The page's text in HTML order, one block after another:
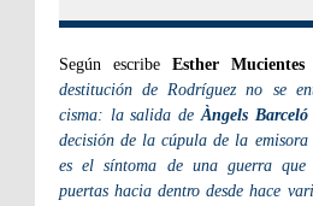
Según escribe Esther Mucientes
destitución de Rodríguez no se
cisma: la salida de Àngels Barceló
decisión de la cúpula de la
es el síntoma de una guerra
puertas hacia dentro desde hace